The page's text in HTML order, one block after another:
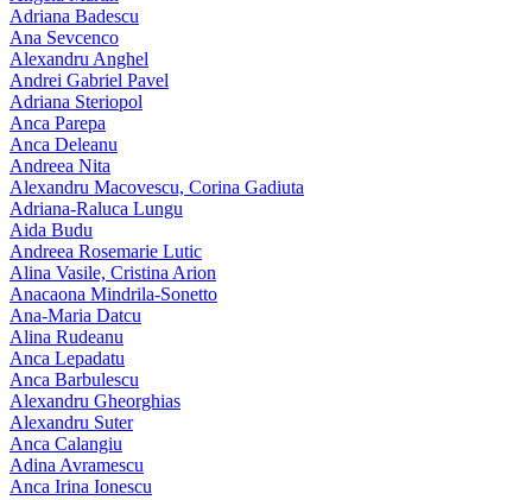
Adriana Badescu
Ana Sevcenco
Alexandru Anghel
Andrei Gabriel Pavel
Adriana Steriopol
Anca Parepa
Anca Deleanu
Andreea Nita
Alexandru Macovescu, Corina Gadiuta
Adriana-Raluca Lungu
Aida Budu
Andreea Rosemarie Lutic
Alina Vasile, Cristina Arion
Anacaona Mindrila-Sonetto
Ana-Maria Datcu
Alina Rudeanu
Anca Lepadatu
Anca Barbulescu
Alexandru Gheorghias
Alexandru Suter
Anca Calangiu
Adina Avramescu
Anca Irina Ionescu